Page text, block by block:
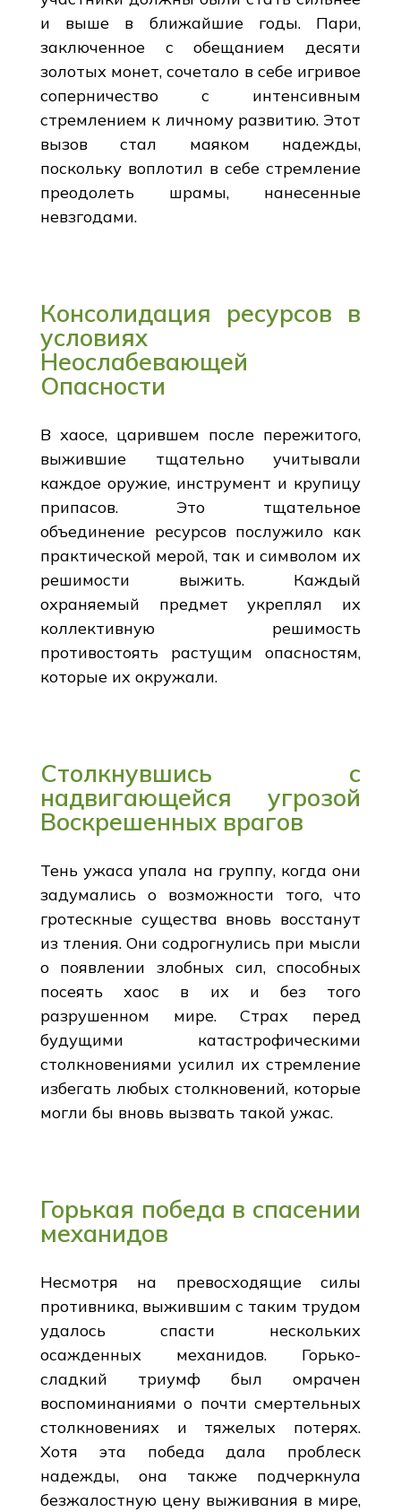
и выше в ближайшие годы. Пари,
заключенное с обещанием десяти
золотых монет, сочетало в себе игривое
соперничество с интенсивным
стремлением к личному развитию. Этот
вызов стал маяком надежды,
поскольку воплотил в себе стремление
преодолеть шрамы, нанесенные
невзгодами.
Консолидация ресурсов в
условиях
Неослабевающей
Опасности
В хаосе, царившем после пережитого,
выжившие тщательно учитывали
каждое оружие, инструмент и крупицу
припасов. Это тщательное
объединение ресурсов послужило как
практической мерой, так и символом их
решимости выжить. Каждый
охраняемый предмет укреплял их
коллективную решимость
противостоять растущим опасностям,
которые их окружали.
Столкнувшись с
надвигающейся угрозой
Воскрешенных врагов
Тень ужаса упала на группу, когда они
задумались о возможности того, что
гротескные существа вновь восстанут
из тления. Они содрогнулись при мысли
о появлении злобных сил, способных
посеять хаос в их и без того
разрушенном мире. Страх перед
будущими катастрофическими
столкновениями усилил их стремление
избегать любых столкновений, которые
могли бы вновь вызвать такой ужас.
Горькая победа в спасении
механидов
Несмотря на превосходящие силы
противника, выжившим с таким трудом
удалось спасти нескольких
осажденных механидов. Горько-
сладкий триумф был омрачен
воспоминаниями о почти смертельных
столкновениях и тяжелых потерях.
Хотя эта победа дала проблеск
надежды, она также подчеркнула
безжалостную цену выживания в мире,